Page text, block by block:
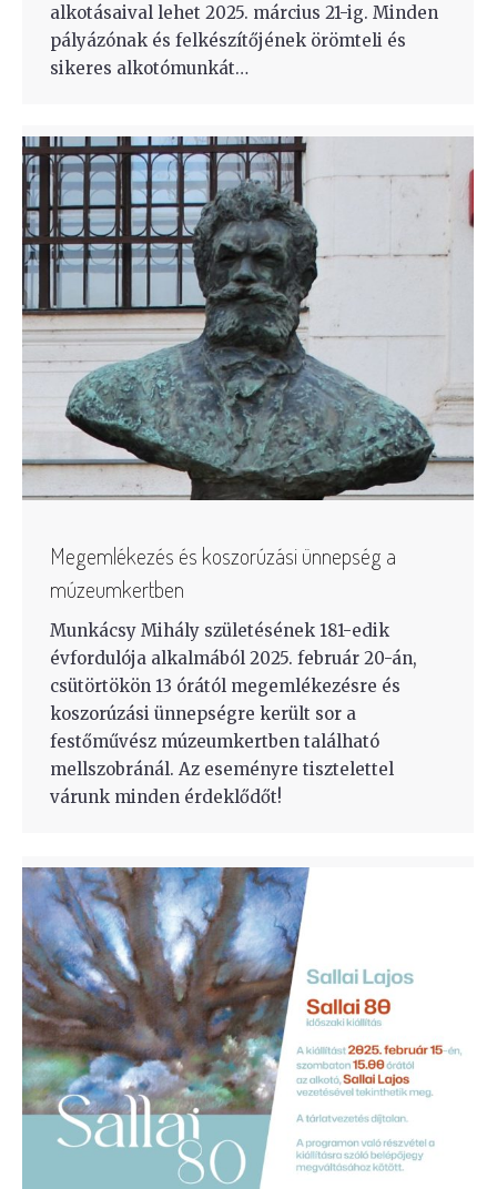
alkotásaival lehet 2025. március 21-ig. Minden
pályázónak és felkészítőjének örömteli és
sikeres alkotómunkát…
Megemlékezés és koszorúzási ünnepség a
múzeumkertben
Munkácsy Mihály születésének 181-edik
évfordulója alkalmából 2025. február 20-án,
csütörtökön 13 órától megemlékezésre és
koszorúzási ünnepségre került sor a
festőművész múzeumkertben található
mellszobránál. Az eseményre tisztelettel
várunk minden érdeklődőt!